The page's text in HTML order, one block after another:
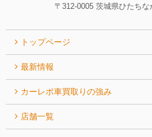
〒312-0005 茨城県ひたち
トップページ
最新情報
カーレポ⾞買取りの強み
店舗一覧